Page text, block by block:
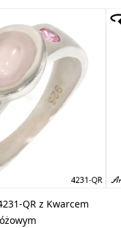
QR z Kwarcem